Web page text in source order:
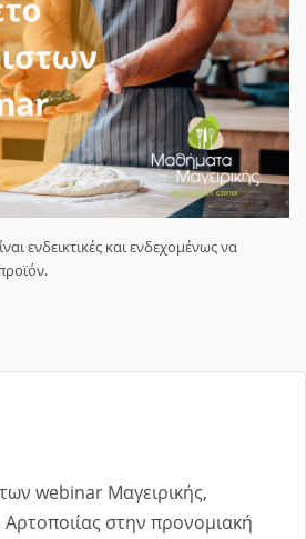
ενδεικτικές και ενδεχομένως να
webinar Mαγειρικής,
στην προνομιακή